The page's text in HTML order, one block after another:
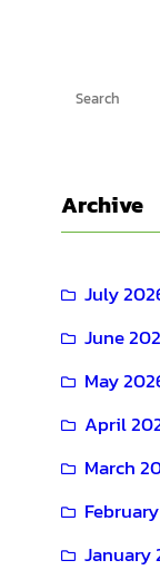
c
h
Archive
July
June
May
April
March
January